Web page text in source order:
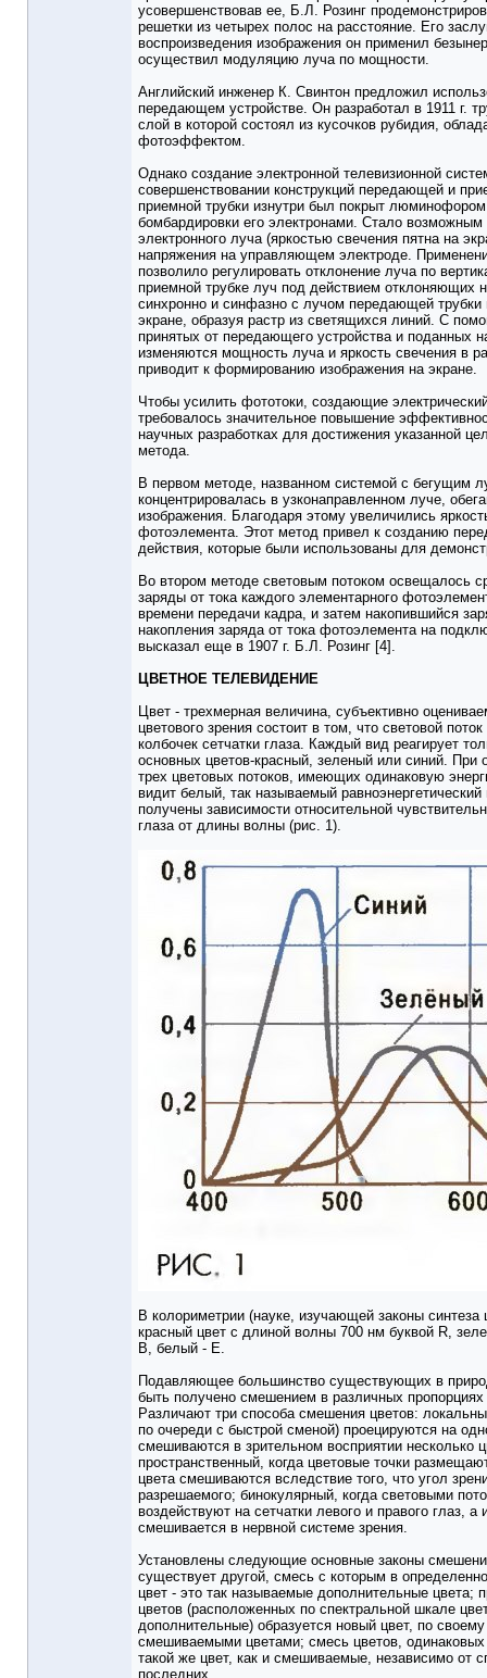
усовершенствовав ее, Б.Л. Розинг
решетки из четырех полос на расстояние. Его
воспроизведения изображения он применил
осуществил модуляцию луча по мощности.
Английский инженер К. Свинтон предложил
передающем устройстве. Он разработал в 1911 г.
слой в которой состоял из кусочков рубидия,
фотоэффектом.
Однако создание электронной телевизионной
совершенствовании конструкций передающей и
приемной трубки изнутри был покрыт
бомбардировки его электронами. Стало
электронного луча (яркостью свечения пятна на
напряжения на управляющем электроде.
позволило регулировать отклонение луча по
приемной трубке луч под действием отклоняющих
синхронно и синфазно с лучом передающей трубки
экране, образуя растр из светящихся линий. С
принятых от передающего устройства и поданных
изменяются мощность луча и яркость свечения в
приводит к формированию изображения на экране.
Чтобы усилить фототоки, создающие
требовалось значительное повышение
научных разработках для достижения указанной
метода.
В первом методе, названном системой с бегущим
концентрировалась в узконаправленном луче,
изображения. Благодаря этому увеличились
фотоэлемента. Этот метод привел к созданию
действия, которые были использованы для
Во втором методе световым потоком освещалось
заряды от тока каждого элементарного
времени передачи кадра, и затем накопившийся
накопления заряда от тока фотоэлемента на
высказал еще в 1907 г. Б.Л. Розинг [4].
ЦВЕТНОЕ ТЕЛЕВИДЕНИЕ
Цвет - трехмерная величина, субъективно
цветового зрения состоит в том, что световой
колбочек сетчатки глаза. Каждый вид реагирует
основных цветов-красный, зеленый или синий. При
трех цветовых потоков, имеющих одинаковую
видит белый, так называемый
получены зависимости относительной
глаза от длины волны (рис. 1).
В колориметрии (науке, изучающей законы синтеза
красный цвет с длиной волны 700 нм буквой R,
В, белый - Е.
Подавляющее большинство существующих в
быть получено смешением в различных пропорциях
Различают три способа смешения цветов:
по очереди с быстрой сменой) проецируются на
смешиваются в зрительном восприятии несколько
пространственный, когда цветовые точки
цвета смешиваются вследствие того, что угол
разрешаемого; бинокулярный, когда световыми
воздействуют на сетчатки левого и правого глаз,
смешивается в нервной системе зрения.
Установлены следующие основные законы
существует другой, смесь с которым в
цвет - это так называемые дополнительные цвета;
цветов (расположенных по спектральной шкале
дополнительные) образуется новый цвет, по
смешиваемыми цветами; смесь цветов, одинаковых
такой же цвет, как и смешиваемые, независимо от
последних.